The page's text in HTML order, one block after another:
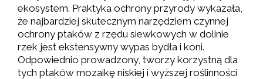
ekosystem. Praktyka ochrony przyrody wykazała,
że najbardziej skutecznym narzędziem czynnej
ochrony ptaków z rzędu siewkowych w dolinie
rzek jest ekstensywny wypas bydła i koni.
Odpowiednio prowadzony, tworzy korzystną dla
tych ptaków mozaikę niskiej i wyższej roślinności